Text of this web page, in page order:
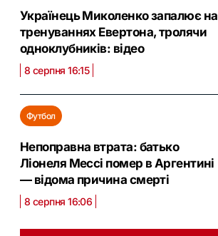
Українець Миколенко запалює на
тренуваннях Евертона, тролячи
одноклубників: відео
8 серпня 16:15
Футбол
Непоправна втрата: батько
Ліонеля Мессі помер в Аргентині
— відома причина смерті
8 серпня 16:06